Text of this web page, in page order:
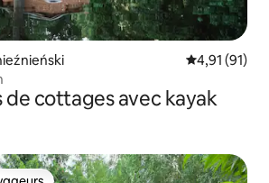
Évaluation
4,91 (91)
de cottages avec kayak